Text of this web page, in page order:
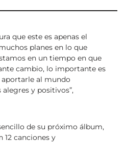
que este es apenas el
planes en lo que
en un tiempo en que
cambio, lo importante es
al mundo
y positivos”,
de su próximo álbum,
12 canciones y